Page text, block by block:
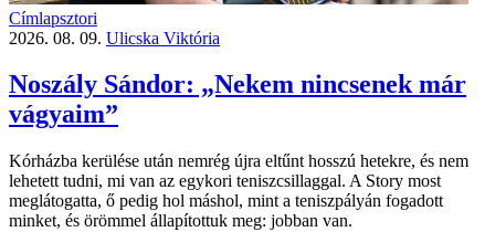
Címlapsztori
2026. 08. 09. Ulicska Viktória
Noszály Sándor: „Nekem nincsenek már
vágyaim”
Kórházba kerülése után nemrég újra eltűnt hosszú hetekre, és nem
lehetett tudni, mi van az egykori teniszcsillaggal. A Story most
meglátogatta, ő pedig hol máshol, mint a teniszpályán fogadott
minket, és örömmel állapítottuk meg: jobban van.